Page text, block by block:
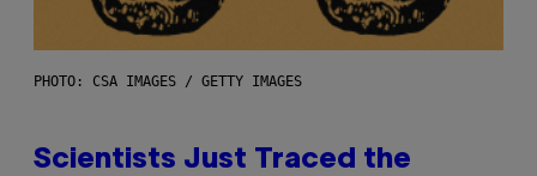
PHOTO: CSA IMAGES / GETTY IMAGES
Scientists Just Traced the